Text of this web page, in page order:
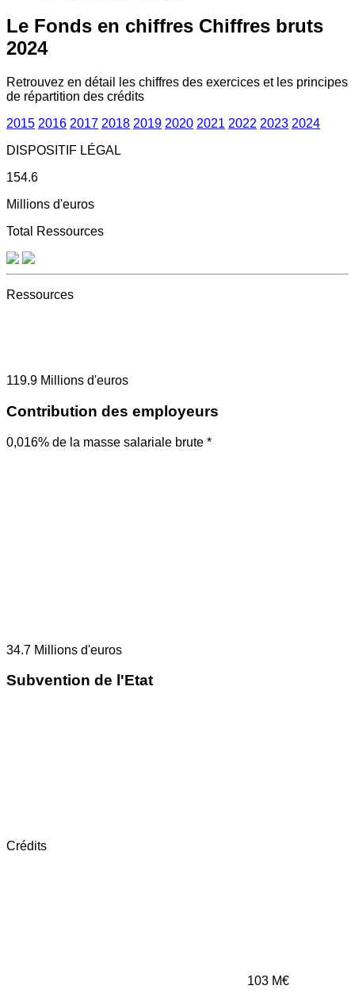
Le Fonds en chiffres Chiffres bruts
2024
Retrouvez en détail les chiffres des exercices et les principes
de répartition des crédits
2015 2016 2017 2018 2019 2020 2021 2022 2023 2024
DISPOSITIF LÉGAL
154.6
Millions d'euros
Total Ressources
Ressources
119.9 Millions d'euros
Contribution des employeurs
0,016% de la masse salariale brute *
34.7 Millions d'euros
Subvention de l'Etat
Crédits
103 M€